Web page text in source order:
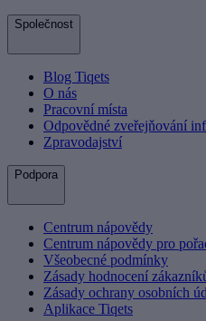
Společnost
Blog Tiqets
O nás
Pracovní místa
Odpovědné zveřejňování
Zpravodajství
Podpora
Centrum nápovědy
Centrum nápovědy pro
Všeobecné podmínky
Zásady hodnocení
Zásady ochrany osobních
Aplikace Tiqets